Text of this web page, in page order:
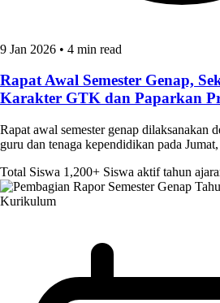
9 Jan 2026 • 4 min read
Rapat Awal Semester Genap,
Karakter GTK dan Paparkan
Rapat awal semester genap dilaksanakan
guru dan tenaga kependidikan pada
Total Siswa 1,200+ Siswa aktif tahun
Kurikulum